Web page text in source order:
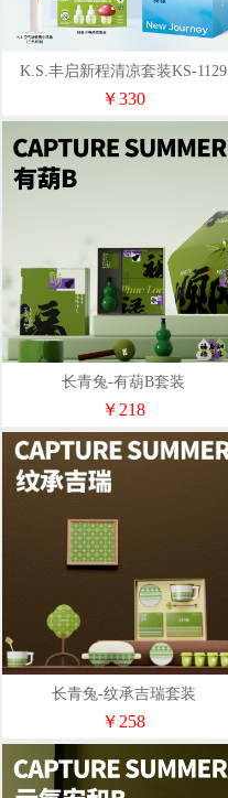
K.S.丰启新程清凉套装KS-1129
￥330
长青兔-有葫B套装
￥218
长青兔-纹承吉瑞套装
￥258